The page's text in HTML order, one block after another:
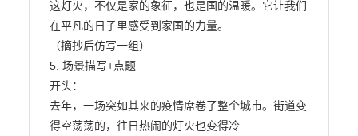
这灯火，不仅是家的象征，也是国的温暖。它让我们
在平凡的日子里感受到家国的力量。
（摘抄后仿写一组）
5. 场景描写+点题
开头：
去年，一场突如其来的疫情席卷了整个城市。街道变
得空荡荡的，往日热闹的灯火也变得冷